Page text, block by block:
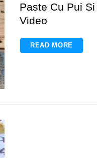
Paste Cu Pui
Video
READ MORE